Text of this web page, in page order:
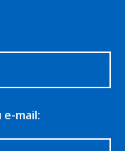
mail: